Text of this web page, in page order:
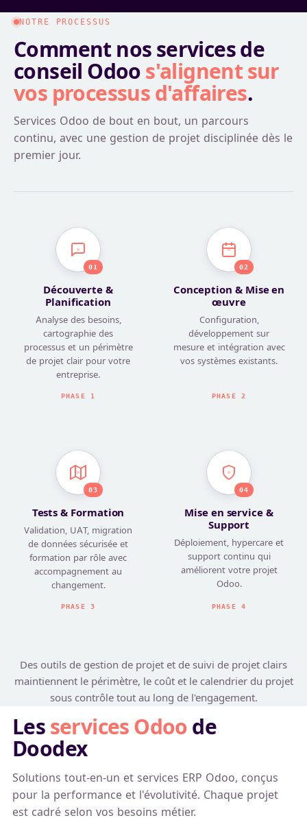
NOTRE PROCESSUS
Comment nos services de
conseil Odoo s'alignent sur
vos processus d'affaires.
Services Odoo de bout en bout, un parcours
continu, avec une gestion de projet disciplinée dès le
premier jour.
01
Découverte &
Planification
Analyse des besoins,
cartographie des
processus et un périmètre
de projet clair pour votre
entreprise.
PHASE 1
02
Conception & Mise en
œuvre
Configuration,
développement sur
mesure et intégration avec
vos systèmes existants.
PHASE 2
03
Tests & Formation
Validation, UAT, migration
de données sécurisée et
formation par rôle avec
accompagnement au
changement.
PHASE 3
04
Mise en service &
Support
Déploiement, hypercare et
support continu qui
améliorent votre projet
Odoo.
PHASE 4
Des outils de gestion de projet et de suivi de projet clairs
maintiennent le périmètre, le coût et le calendrier du projet
sous contrôle tout au long de l'engagement.
Les services Odoo de
Doodex
Solutions tout-en-un et services ERP Odoo, conçus
pour la performance et l'évolutivité. Chaque projet
est cadré selon vos besoins métier.